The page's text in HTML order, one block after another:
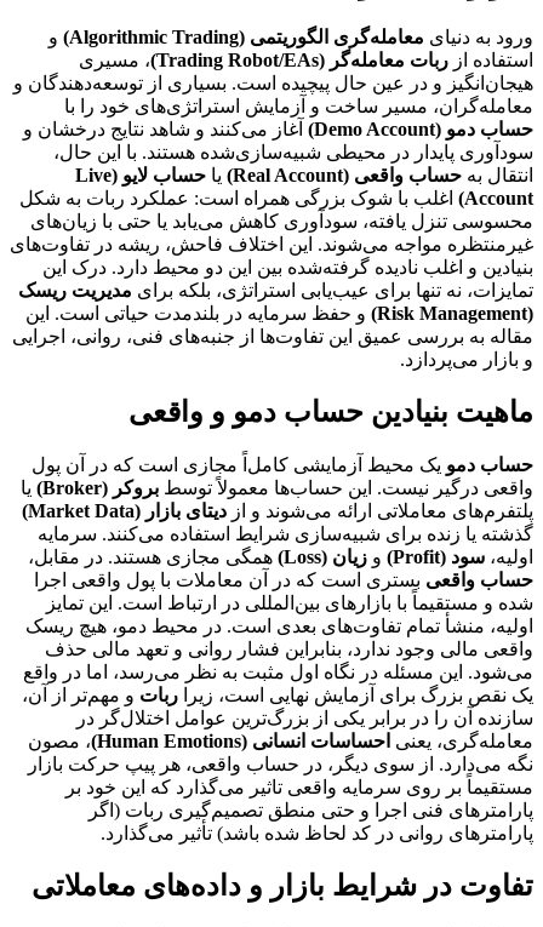
ورود به دنیای معامله‌گری الگوریتمی (Algorithmic Trading)
و
استفاده از ربات معامله‌گر (Trading Robot/EAs)
، مسیری
هیجان‌انگیز و در عین حال پیچیده است. بسیاری از توسعه‌دهندگان و
معامله‌گران، مسیر ساخت و آزمایش استراتژی‌های خود را با
حساب دمو (Demo Account)
آغاز می‌کنند و شاهد نتایج درخشان و
سودآوری پایدار در محیطی شبیه‌سازی‌شده هستند. با این حال،
انتقال به حساب واقعی (Real Account) یا
حساب لایو (Live
Account)
اغلب با شوک بزرگی همراه است: عملکرد ربات به شکل
محسوسی تنزل یافته، سودآوری کاهش می‌یابد یا حتی با زیان‌های
غیرمنتظره مواجه می‌شوند. این اختلاف فاحش، ریشه در تفاوت‌های
بنیادین و اغلب نادیده گرفته‌شده بین این دو محیط دارد. درک این
تمایزات، نه تنها برای عیب‌یابی استراتژی، بلکه برای مدیریت ریسک
(Risk Management)
و حفظ سرمایه در بلندمدت حیاتی است. این
مقاله به بررسی عمیق این تفاوت‌ها از جنبه‌های فنی، روانی، اجرایی
و بازار می‌پردازد.
ماهیت بنیادین حساب دمو و واقعی
حساب دمو یک محیط آزمایشی کامل‌اً مجازی است که در آن پول
واقعی درگیر نیست. این حساب‌ها معمولاً توسط بروکر (Broker)
یا
پلتفرم‌های معاملاتی ارائه می‌شوند و از دیتای بازار (Market Data)
گذشته یا زنده برای شبیه‌سازی شرایط استفاده می‌کنند. سرمایه
اولیه، سود (Profit) و زیان (Loss)
همگی مجازی هستند. در مقابل،
حساب واقعی بستری است که در آن معاملات با پول واقعی اجرا
شده و مستقیماً با بازارهای بین‌المللی در ارتباط است. این تمایز
اولیه، منشأ تمام تفاوت‌های بعدی است. در محیط دمو، هیچ ریسک
واقعی مالی وجود ندارد، بنابراین فشار روانی و تعهد مالی حذف
می‌شود. این مسئله در نگاه اول مثبت به نظر می‌رسد، اما در واقع
یک نقص بزرگ برای آزمایش نهایی است، زیرا ربات و مهم‌تر از آن،
سازنده آن را در برابر یکی از بزرگ‌ترین عوامل اختلال‌گر در
معامله‌گری، یعنی احساسات انسانی (Human Emotions)
، مصون
نگه می‌دارد. از سوی دیگر، در حساب واقعی، هر پیپ حرکت بازار
مستقیماً بر روی سرمایه واقعی تاثیر می‌گذارد که این خود بر
پارامترهای فنی اجرا و حتی منطق تصمیم‌گیری ربات (اگر
پارامترهای روانی در کد لحاظ شده باشد) تأثیر می‌گذارد.
تفاوت در شرایط بازار و داده‌های معاملاتی